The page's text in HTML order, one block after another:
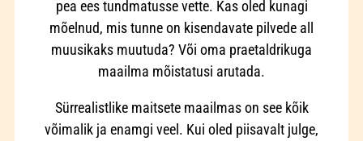
pea ees tundmatusse vette. Kas oled kunagi
mõelnud, mis tunne on kisendavate pilvede all
muusikaks muutuda? Või oma praetaldrikuga
maailma mõistatusi arutada.
Sürrealistlike maitsete maailmas on see kõik
võimalik ja enamgi veel. Kui oled piisavalt julge,